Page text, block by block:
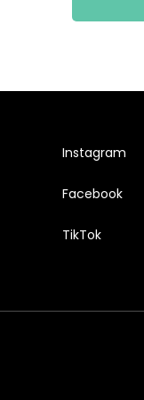
Instagram
Facebook
TikTok